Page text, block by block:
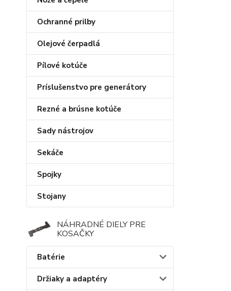
Ochranné prilby
Olejové čerpadlá
Pílové kotúče
Príslušenstvo pre generátory
Rezné a brúsne kotúče
Sady nástrojov
Sekáče
Spojky
Stojany
NÁHRADNÉ DIELY PRE
KOSAČKY
Batérie
Držiaky a adaptéry